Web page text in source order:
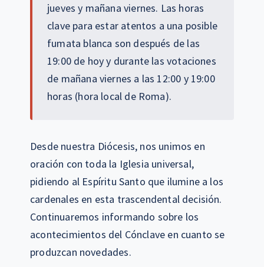
jueves y mañana viernes. Las horas
clave para estar atentos a una posible
fumata blanca son después de las
19:00 de hoy y durante las votaciones
de mañana viernes a las 12:00 y 19:00
horas (hora local de Roma).
Desde nuestra Diócesis, nos unimos en
oración con toda la Iglesia universal,
pidiendo al Espíritu Santo que ilumine a los
cardenales en esta trascendental decisión.
Continuaremos informando sobre los
acontecimientos del Cónclave en cuanto se
produzcan novedades.